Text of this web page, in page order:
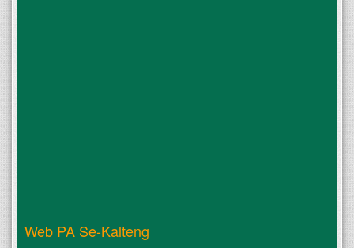
Web PA Se-Kalteng